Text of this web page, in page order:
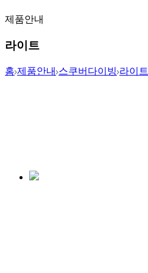
제품안내
라이트
홈 제품안내 스쿠버다이빙 라이트